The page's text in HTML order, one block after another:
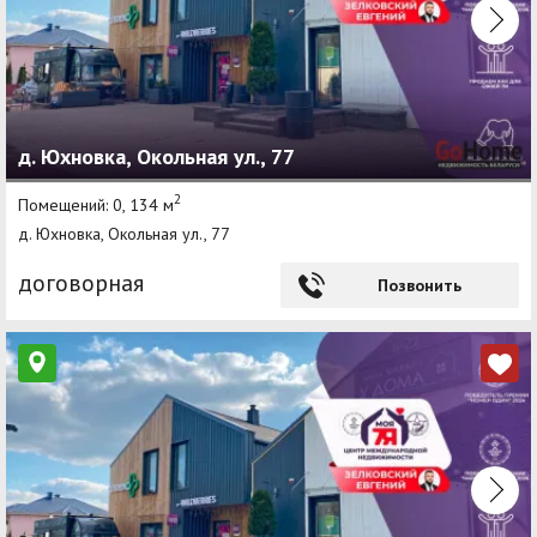
д. Юхновка, Окольная ул., 77
Помещений: 0, 134 м2
д. Юхновка, Окольная ул., 77
договорная Позвонить